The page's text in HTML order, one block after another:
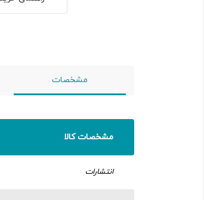
مشخصات
مشخصات کالا
انتشارات